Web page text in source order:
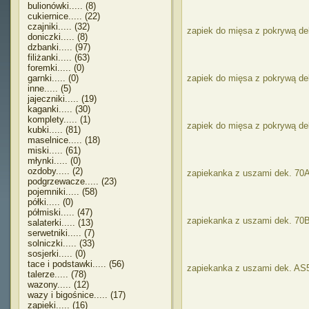
bulionówki..... (8)
cukiernice..... (22)
czajniki..... (32)
doniczki..... (8)
dzbanki..... (97)
filiżanki..... (63)
foremki..... (0)
garnki..... (0)
inne..... (5)
jajeczniki..... (19)
kaganki..... (30)
komplety..... (1)
kubki..... (81)
maselnice..... (18)
miski..... (61)
młynki..... (0)
ozdoby..... (2)
podgrzewacze..... (23)
pojemniki..... (58)
półki..... (0)
półmiski..... (47)
salaterki..... (13)
serwetniki..... (7)
solniczki..... (33)
sosjerki..... (0)
tace i podstawki..... (56)
talerze..... (78)
wazony..... (12)
wazy i bigośnice..... (17)
zapieki..... (16)
zapiek do mięsa z pokrywą
zapiek do mięsa z pokrywą
zapiek do mięsa z pokrywą
zapiekanka z uszami dek.
zapiekanka z uszami dek.
zapiekanka z uszami dek.